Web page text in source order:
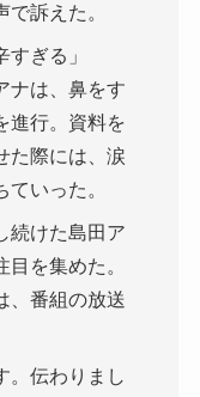
訴えた。
すぎる」
ナは、鼻をす
進行。資料を
た際には、涙
いった。
続けた島田ア
を集めた。
、番組の放送
。伝わりまし